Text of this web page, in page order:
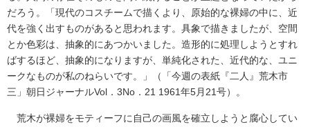
だろう。「現代のコスチームで描くより、原始的な裸婦の中に、近
代を強く出すものがあると思われます。具象で描きましたが、空間
とか色彩は、抽象的にあつかいました。造形的に処理しようとすれ
ばするほど、抽象的になりますが、単純化された、近代的な、ユニ
ークなものが私のねらいです。」（「今週の表紙『二人』荒木市
三」朝日ジャーナルVol．3No．21 1961年5月21号）。
荒木が裸婦をモティーフに自己の画風を確立しようと腐心してい